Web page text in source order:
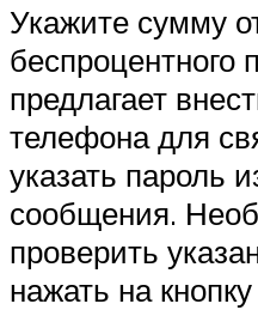
Укажите сумму
беспроцентного
предлагает
телефона для
указать пароль
сообщения.
проверить
нажать на